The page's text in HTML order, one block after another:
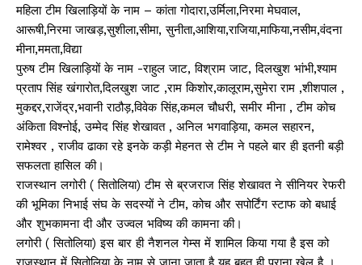
महिला टीम खिलाड़ियों के नाम – कांता गोदारा,उर्मिला,निरमा मेघवाल,
आरूषी,निरमा जाखड़,सुशीला,सीमा, सुनीता,आशिया,राजिया,माफिया,नसीम,वंदना
मीना,ममता,विद्या
पुरुष टीम खिलाड़ियों के नाम -राहुल जाट, विश्राम जाट, दिलखुश भांभी,श्याम
प्रताप सिंह खंगारोत,दिलखुश जाट ,राम किशोर,कालूराम,सुमेरा राम ,शीशपाल ,
मुकद्दर,राजेंद्र,भवानी राठौड़,विवेक सिंह,कमल चौधरी, समीर मीना , टीम कोच
अंकिता विश्नोई, उम्मेद सिंह शेखावत , अनिल भगवाड़िया, कमल सहारन,
रामेश्वर , राजीव ढाका रहे इनके कड़ी मेहनत से टीम ने पहले बार ही इतनी बड़ी
सफलता हासिल की।
राजस्थान लगोरी ( सितोलिया) टीम से ब्रजराज सिंह शेखावत ने सीनियर रेफरी
की भूमिका निभाई संघ के सदस्यों ने टीम, कोच और सपोर्टिंग स्टाफ को बधाई
और शुभकामना दी और उज्वल भविष्य की कामना की।
लगोरी ( सितोलिया) इस बार ही नैशनल गेम्स में शामिल किया गया है इस को